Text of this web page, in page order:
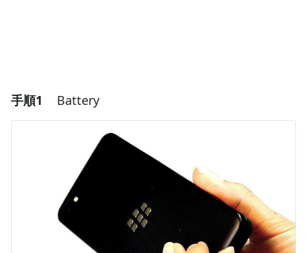
手順1 Battery